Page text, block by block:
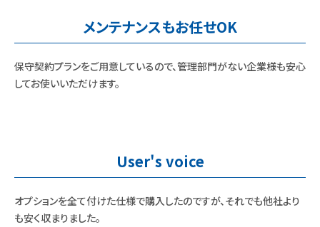
メンテナンスもお任せOK
保守契約プランをご用意しているので、管理部門がない企業様も安心
してお使いいただけます。
User's voice
オプションを全て付けた仕様で購入したのですが、それでも他社より
も安く収まりました。